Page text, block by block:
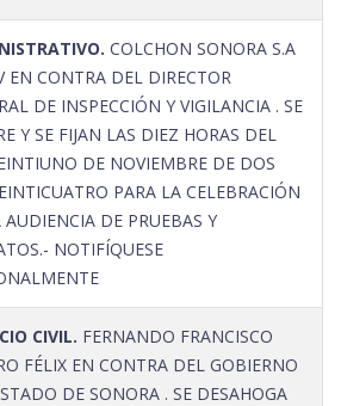
COLCHON SONORA S.A
EN CONTRA DEL DIRECTOR
DE INSPECCIÓN Y VIGILANCIA . SE
Y SE FIJAN LAS DIEZ HORAS DEL
DE NOVIEMBRE DE DOS
PARA LA CELEBRACIÓN
AUDIENCIA DE PRUEBAS Y
NOTIFÍQUESE
CIVIL. FERNANDO FRANCISCO
FÉLIX EN CONTRA DEL GOBIERNO
DE SONORA . SE DESAHOGA